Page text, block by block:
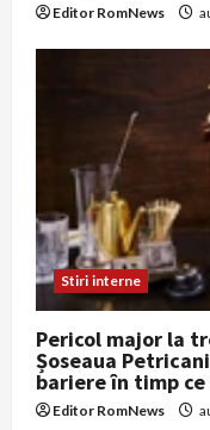
Editor RomNews
Stiri interne
Pericol major la
Șoseaua
bariere în timp
Editor RomNews